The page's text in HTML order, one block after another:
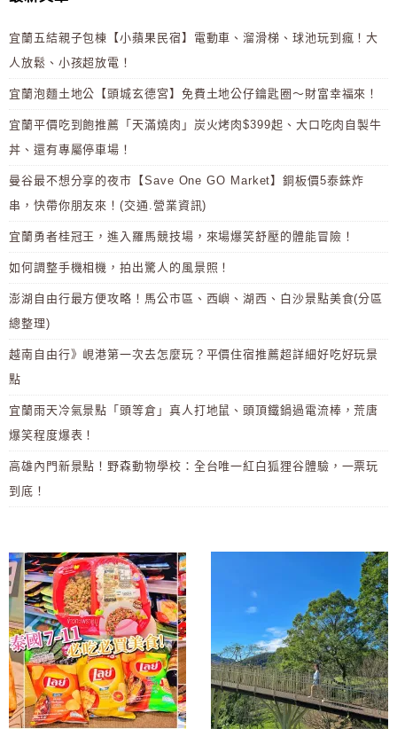
宜蘭五結親子包棟【小蘋果民宿】電動車、溜滑梯、球池玩到瘋！大
人放鬆、小孩超放電！
宜蘭泡麵土地公【頭城玄德宮】免費土地公仔鑰匙圈～財富幸福來！
宜蘭平價吃到飽推薦「天滿燒肉」炭火烤肉$399起、大口吃肉自製牛
丼、還有專屬停車場！
曼谷最不想分享的夜市【Save One GO Market】銅板價5泰銖炸
串，快帶你朋友來！(交通.營業資訊)
宜蘭勇者桂冠王，進入羅馬競技場，來場爆笑舒壓的體能冒險！
如何調整手機相機，拍出驚人的風景照！
澎湖自由行最方便攻略！馬公市區、西嶼、湖西、白沙景點美食(分區
總整理)
越南自由行》峴港第一次去怎麼玩？平價住宿推薦超詳細好吃好玩景
點
宜蘭雨天冷氣景點「頭等倉」真人打地鼠、頭頂鐵鍋過電流棒，荒唐
爆笑程度爆表！
高雄內門新景點！野森動物學校：全台唯一紅白狐狸谷體驗，一票玩
到底！